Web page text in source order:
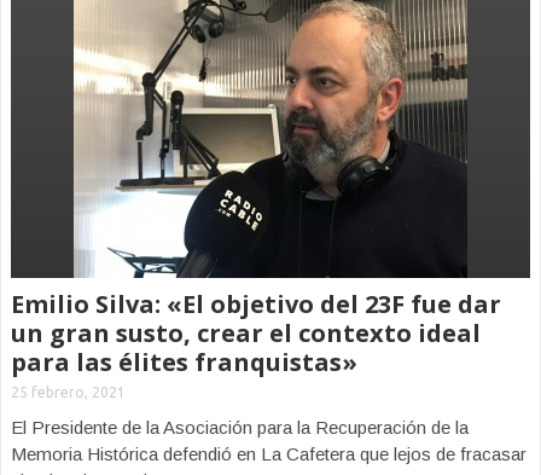
Emilio Silva: «El objetivo del 23F fue dar
un gran susto, crear el contexto ideal
para las élites franquistas»
25 febrero, 2021
El Presidente de la Asociación para la Recuperación de la
Memoria Histórica defendió en La Cafetera que lejos de fracasar